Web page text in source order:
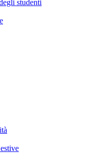
studenti